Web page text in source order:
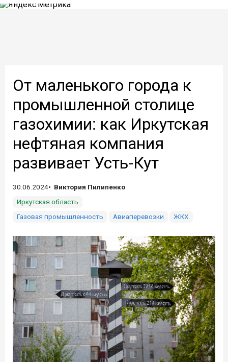
От маленького города к
промышленной столице
газохимии: как Иркутская
нефтяная компания
развивает Усть-Кут
30.06.2024
Виктория Пилипенко
Иркутская область
Газовая промышленность
Авиаперевозки ЖКХ